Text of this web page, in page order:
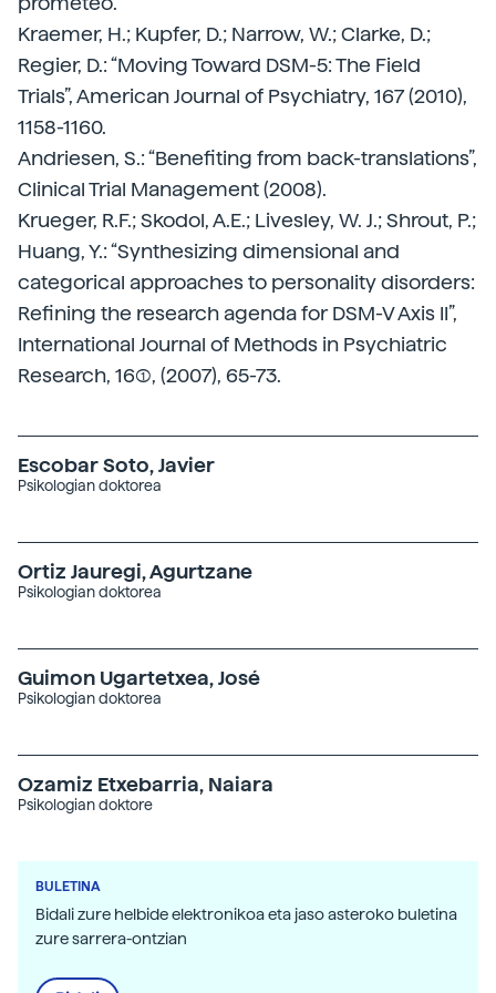
Kraemer, H.; Kupfer, D.; Narrow, W.; Clarke, D.;
Regier, D.: “Moving Toward DSM-5: The Field
Trials”, American Journal of Psychiatry, 167 (2010),
1158-1160.
Andriesen, S.: “Benefiting from back-translations”,
Clinical Trial Management (2008).
Krueger, R.F.; Skodol, A.E.; Livesley, W. J.; Shrout, P.;
Huang, Y.: “Synthesizing dimensional and
categorical approaches to personality disorders:
Refining the research agenda for DSM-V Axis II”,
International Journal of Methods in Psychiatric
Research, 16(1), (2007), 65-73.
Escobar Soto, Javier
Psikologian doktorea
Ortiz Jauregi, Agurtzane
Psikologian doktorea
Guimon Ugartetxea, José
Psikologian doktorea
Ozamiz Etxebarria, Naiara
Psikologian doktore
BULETINA
Bidali zure helbide elektronikoa eta jaso asteroko buletina
zure sarrera-ontzian